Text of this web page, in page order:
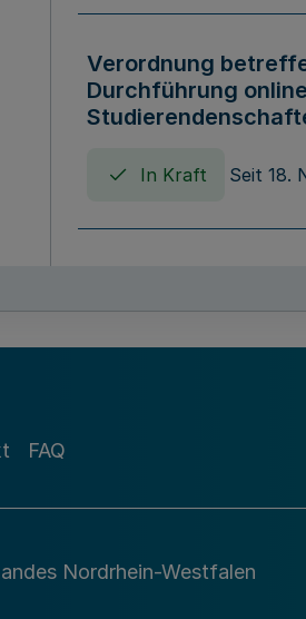
Verordnung
Durchführung
In Kraft Seit 18.
Gesetz über die
FAQ
Nordrhein-Westfalen